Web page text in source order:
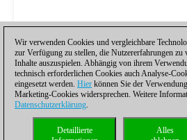
Wir verwenden Cookies und vergleichbare
zur Verfügung zu stellen, die Nutzererfahrungen zu
Inhalte auszuspielen. Abhängig von ihrem
technisch erforderlichen Cookies auch Analyse-
eingesetzt werden. Hier können Sie der
Marketing-Cookies widersprechen. Weitere
Datenschutzerklärung.
Alles
Detaillierte